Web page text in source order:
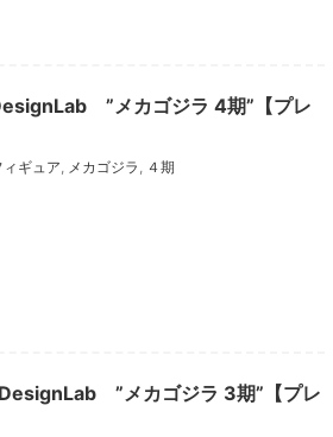
”メカゴジラ 4期”【プレ
ィギュア, メカゴジラ , ４期
”メカゴジラ 3期”【プレ